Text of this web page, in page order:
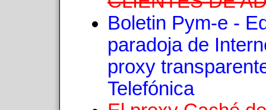
Boletin Pym-e -
paradoja de
proxy
Telefónica